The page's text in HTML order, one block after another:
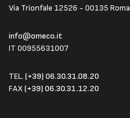
Via Trionfale 12526 - 00135 Roma
info@omeco.it
IT 00955631007
TEL. (+39) 06.30.31.08.20
FAX(+39) 06.30.31.12.20